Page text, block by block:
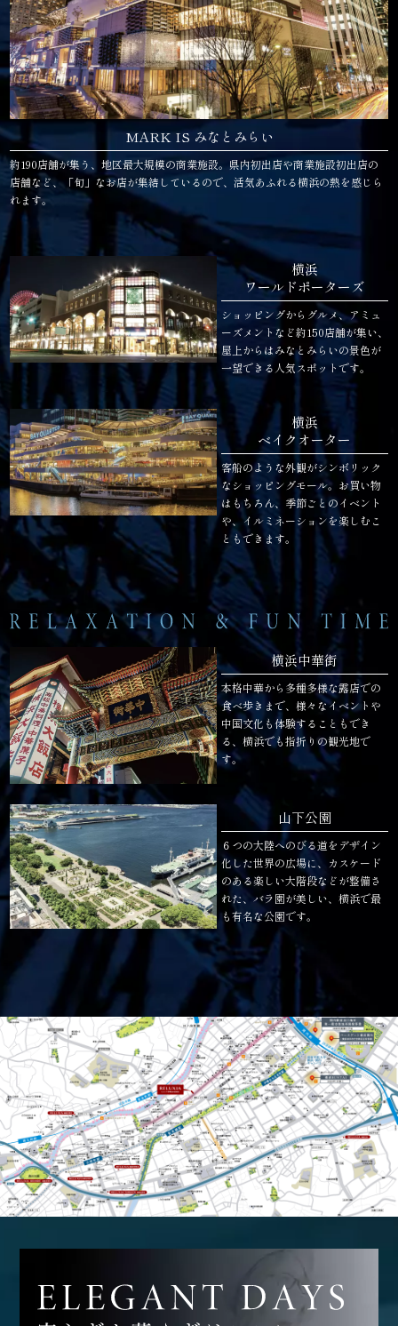
MARK IS みなとみらい
約190店舗が集う、地区最大規模の商業施設。県内初出店や商業施設初出店の
店舗など、「旬」なお店が集結しているので、活気あふれる横浜の熱を感じら
れます。
横浜
ワールドポーターズ
ショッピングからグルメ、アミュ
ーズメントなど約150店舗が集い、
屋上からはみなとみらいの景色が
一望できる人気スポットです。
横浜
ベイクオーター
客船のような外観がシンボリック
なショッピングモール。お買い物
はもちろん、季節ごとのイベント
や、イルミネーションを楽しむこ
ともできます。
横浜中華街
本格中華から多種多様な露店での
食べ歩きまで、様々なイベントや
中国文化も体験することもでき
る、横浜でも指折りの観光地で
す。
山下公園
６つの大陸へのびる道をデザイン
化した世界の広場に、カスケード
のある楽しい大階段などが整備さ
れた、バラ園が美しい、横浜で最
も有名な公園です。